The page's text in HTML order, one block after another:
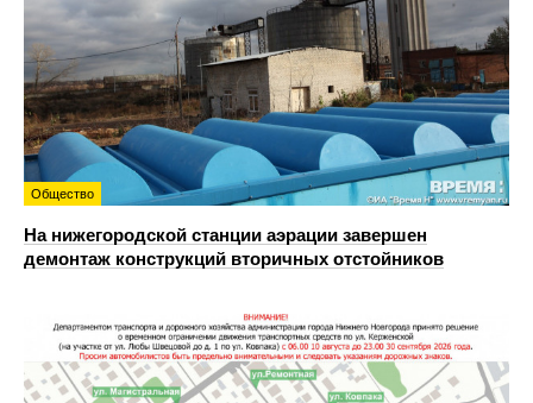
Общество
На нижегородской станции аэрации завершен
демонтаж конструкций вторичных отстойников